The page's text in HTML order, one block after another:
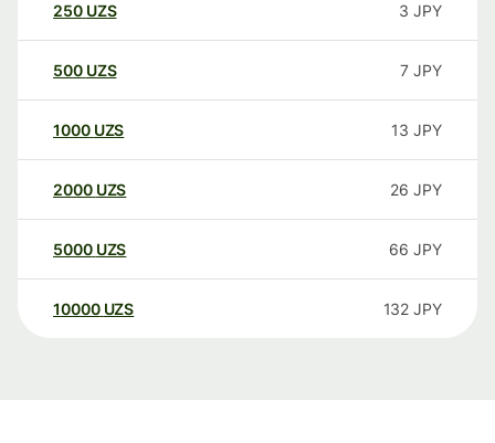
250 UZS 3 JPY
500 UZS 7 JPY
1000 UZS 13 JPY
2000 UZS 26 JPY
5000 UZS 66 JPY
10000 UZS 132 JPY